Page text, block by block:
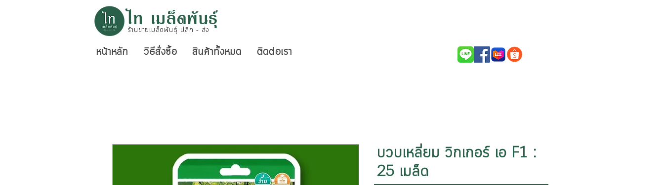
หน้าหลัก วิธีสั่งซื้อ สินค้าทั้งหมด ติดต่อเรา
ไท เมล็ดพันธุ์
ร้านขายเมล็ดพันธุ์ ปลีก - ส่ง
บวบเหลี่ยม วิกเกอร์ เอ F1 :
25 เมล็ด